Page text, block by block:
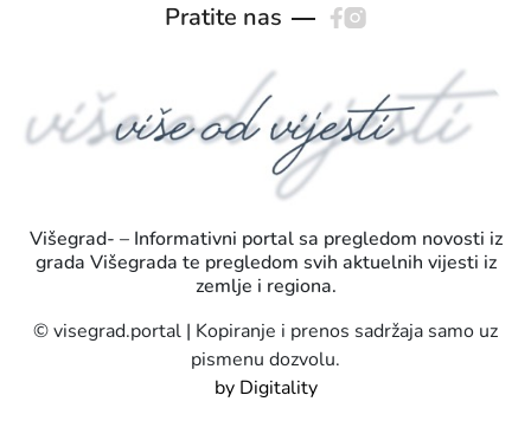
Pratite nas
Višegrad- – Informativni portal sa pregledom novosti iz
grada Višegrada te pregledom svih aktuelnih vijesti iz
zemlje i regiona.
© visegrad.portal | Kopiranje i prenos sadržaja samo uz
pismenu dozvolu.
by Digitality